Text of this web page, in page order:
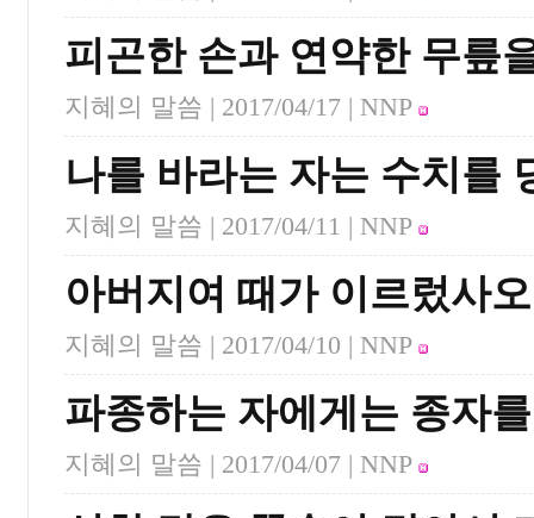
피곤한 손과 연약한 무릎
지혜의 말씀 | 2017/04/17 | NNP
나를 바라는 자는 수치를
지혜의 말씀 | 2017/04/11 | NNP
아버지여 때가 이르렀사
지혜의 말씀 | 2017/04/10 | NNP
파종하는 자에게는 종자
지혜의 말씀 | 2017/04/07 | NNP